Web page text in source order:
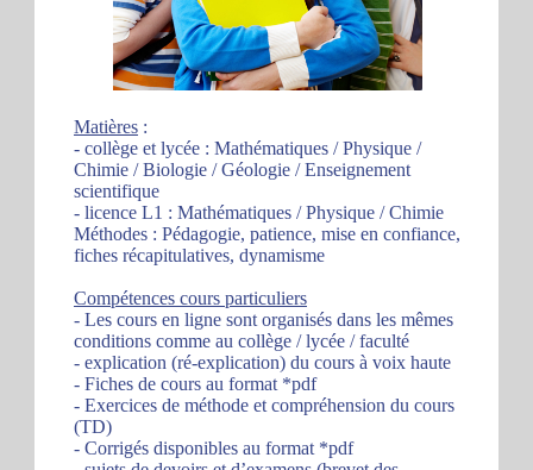
Matières :
- collège et lycée : Mathématiques / Physique /
Chimie / Biologie / Géologie / Enseignement
scientifique
- licence L1 : Mathématiques / Physique / Chimie
Méthodes : Pédagogie, patience, mise en confiance,
fiches récapitulatives, dynamisme
Compétences cours particuliers
- Les cours en ligne sont organisés dans les mêmes
conditions comme au collège / lycée / faculté
- explication (ré-explication) du cours à voix haute
- Fiches de cours au format *pdf
- Exercices de méthode et compréhension du cours
(TD)
- Corrigés disponibles au format *pdf